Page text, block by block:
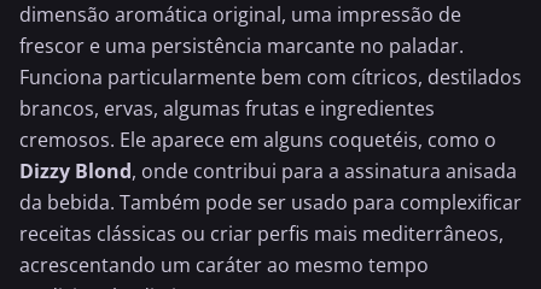
dimensão aromática original, uma impressão de
frescor e uma persistência marcante no paladar.
Funciona particularmente bem com cítricos, destilados
brancos, ervas, algumas frutas e ingredientes
cremosos. Ele aparece em alguns coquetéis, como o
Dizzy Blond, onde contribui para a assinatura anisada
da bebida. Também pode ser usado para complexificar
receitas clássicas ou criar perfis mais mediterrâneos,
acrescentando um caráter ao mesmo tempo